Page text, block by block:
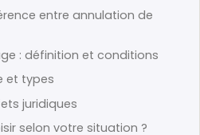
entre annulation de
: définition et conditions
et types
juridiques
selon votre situation ?